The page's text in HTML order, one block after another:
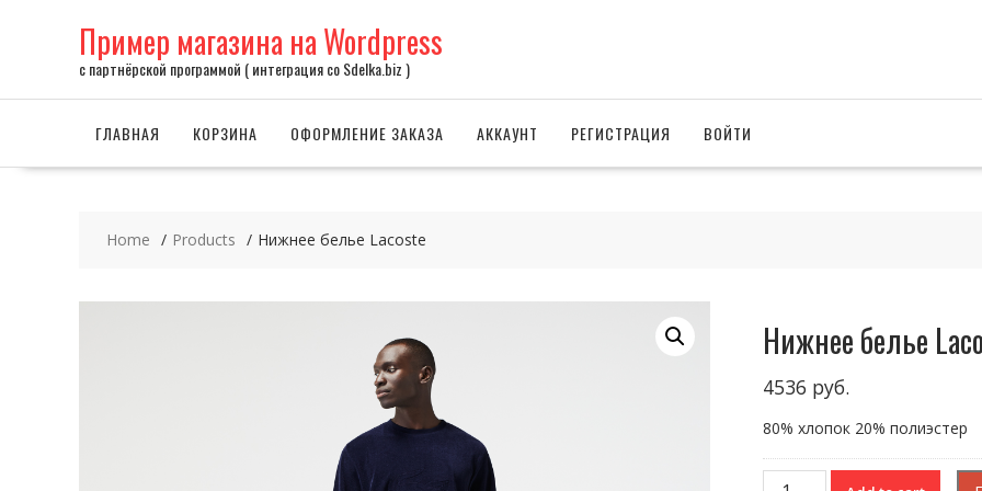
Пример магазина на Wordpress
с партнёрской программой ( интеграция со Sdelka.biz )
ГЛАВНАЯ КОРЗИНА ОФОРМЛЕНИЕ ЗАКАЗА АККАУНТ РЕГИСТРАЦИЯ ВОЙТИ
Home Products Нижнее белье Lacoste
Нижнее белье
4536 руб.
80% хлопок 20% полиэстер
Нижнее